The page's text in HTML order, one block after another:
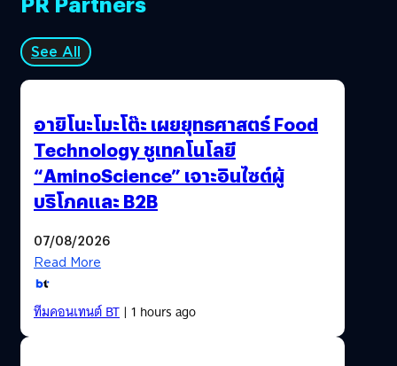
See All
อายิโนะโมะโต๊ะ เผยยุทธศาสตร์ Food
Technology ชูเทคโนโลยี
“AminoScience” เจาะอินไซต์ผู้
บริโภคและ B2B
07/08/2026
Read More
ทีมคอนเทนต์ BT| 1 hours ago